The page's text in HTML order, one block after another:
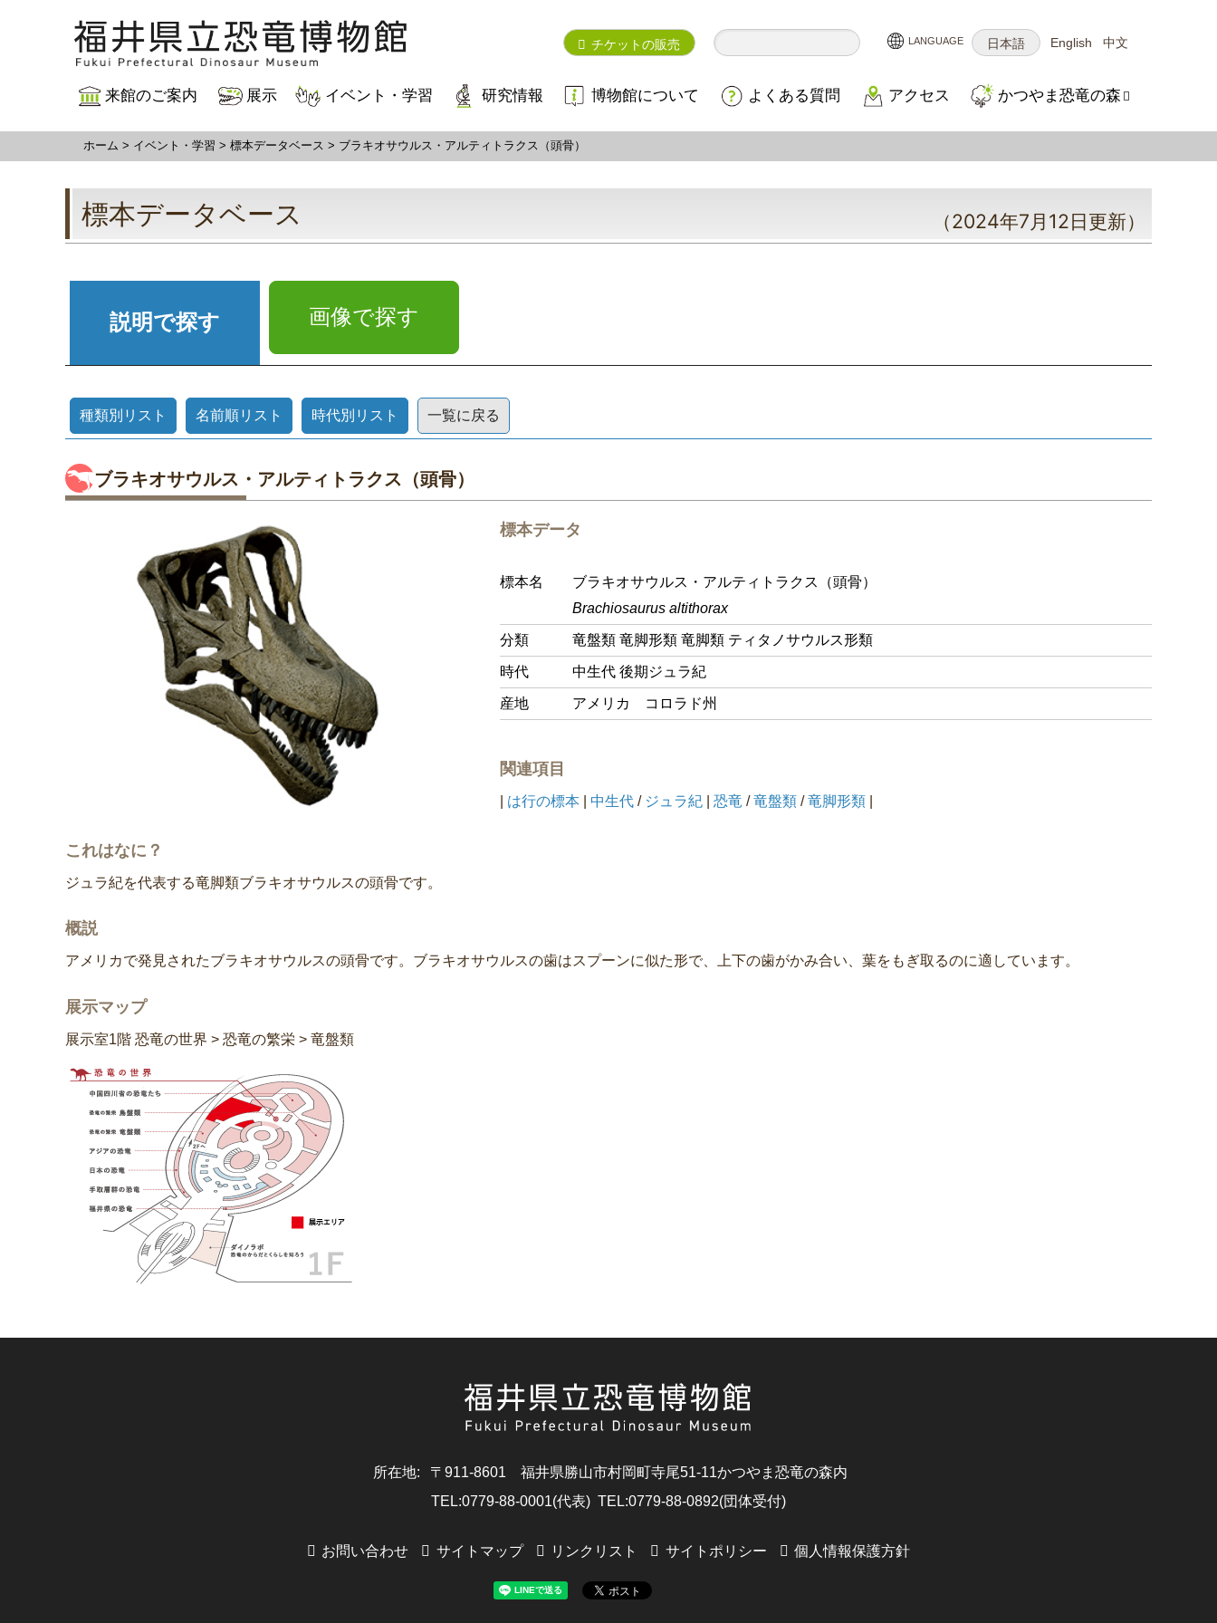
来館のご案内 展示 イベント・学習 研究情報 博物館について よくある質問 アクセス かつやま恐竜の森
日本語 English 中文
チケットの販売
ホーム > イベント・学習 > 標本データベース > ブラキオサウルス・アルティトラクス（頭骨）
標本データベース （2024年7月12日更新）
説明で探す 画像で探す
種類別リスト 名前順リスト 時代別リスト 一覧に戻る
ブラキオサウルス・アルティトラクス（頭骨）
標本データ
標本名
ブラキオサウルス・アルティトラクス（頭骨）
Brachiosaurus altithorax
分類 竜盤類 竜脚形類 竜脚類 ティタノサウルス形類
時代 中生代 後期ジュラ紀
産地 アメリカ コロラド州
関連項目
は行の標本 中生代 / ジュラ紀 恐竜 /竜盤類 /竜脚形類
これはなに？
ジュラ紀を代表する竜脚類ブラキオサウルスの頭骨です。
概説
アメリカで発見されたブラキオサウルスの頭骨です。ブラキオサウルスの歯はスプーンに似た形で、上下の歯がかみ合い、葉をもぎ取るのに適しています。
展示マップ
展示室1階 恐竜の世界 > 恐竜の繁栄 > 竜盤類
所在地: 〒911-8601 福井県勝山市村岡町寺尾51-11かつやま恐竜の森内
TEL:0779-88-0001(代表) TEL:0779-88-0892(団体受付)
お問い合わせ サイトマップ リンクリスト サイトポリシー 個人情報保護方針